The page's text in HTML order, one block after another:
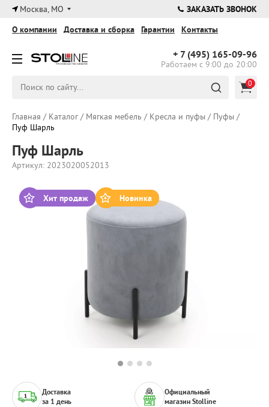
×
Москва, МО ЗАКАЗАТЬ ЗВОНОК
+ 7 (495) 165-09-96
Работаем с 9:00 до 20:00
О компании Доставка и сборка Гарантии Контакты
0
Главная / Каталог/ Мягкая мебель / Кресла и пуфы / Пуфы /
Пуф Шарль
Пуф Шарль
Артикул: 2023020052013
Хит продаж Новинка
Доставка
за 1 день
Официальный
магазин Stolline